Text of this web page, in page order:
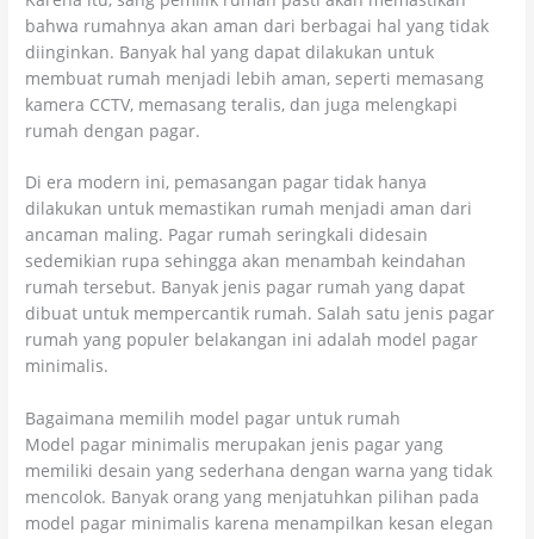
bahwa rumahnya akan aman dari berbagai hal yang tidak
diinginkan. Banyak hal yang dapat dilakukan untuk
membuat rumah menjadi lebih aman, seperti memasang
kamera CCTV, memasang teralis, dan juga melengkapi
rumah dengan pagar.
Di era modern ini, pemasangan pagar tidak hanya
dilakukan untuk memastikan rumah menjadi aman dari
ancaman maling. Pagar rumah seringkali didesain
sedemikian rupa sehingga akan menambah keindahan
rumah tersebut. Banyak jenis pagar rumah yang dapat
dibuat untuk mempercantik rumah. Salah satu jenis pagar
rumah yang populer belakangan ini adalah model pagar
minimalis.
Bagaimana memilih model pagar untuk rumah
Model pagar minimalis merupakan jenis pagar yang
memiliki desain yang sederhana dengan warna yang tidak
mencolok. Banyak orang yang menjatuhkan pilihan pada
model pagar minimalis karena menampilkan kesan elegan